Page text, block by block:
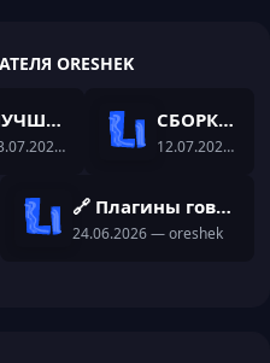
ORESHEK
ЛУЧШАЯ СБОРКА АНАРХИИ! ЗИМА!
— oreshek
СБОРКА КОПИИ ФТ ТИПО ДЛЯ РАЗБОРА И ГОТОВОГО ПРОЕКТА
12.07.2026 —
🔗 Плагины говно-кодера hPlugin [Ласт версии плагинов]
24.06.2026— oreshek